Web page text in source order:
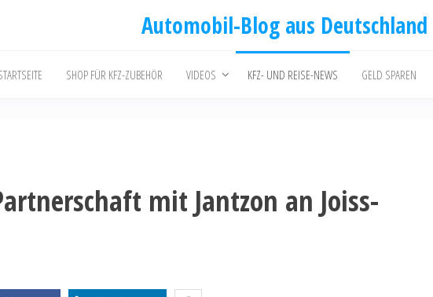
Automobil-Blog aus Deutschland
SHOP FÜR KFZ-ZUBEHÖR VIDEOS KFZ- UND REISE-NEWS GELD SPAREN
mit Jantzon an Joiss-